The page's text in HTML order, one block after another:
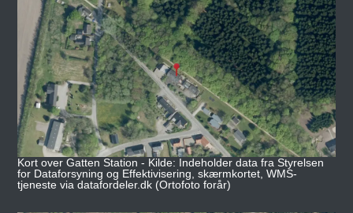
Kort over Gatten Station - Kilde: Indeholder data fra Styrelsen
for Dataforsyning og Effektivisering, skærmkortet, WMS-
tjeneste via datafordeler.dk (Ortofoto forår)